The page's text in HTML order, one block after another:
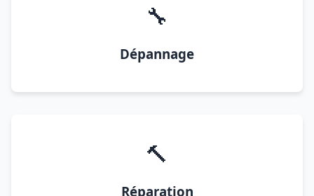
🔧
Dépannage
🔨
Réparation